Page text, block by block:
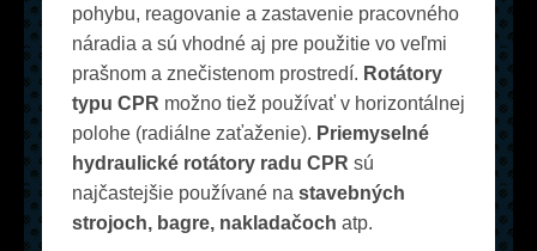
pohybu, reagovanie a zastavenie pracovného
náradia a sú vhodné aj pre použitie vo veľmi
prašnom a znečistenom prostredí. Rotátory
typu CPR možno tiež používať v horizontálnej
polohe (radiálne zaťaženie). Priemyselné
hydraulické rotátory radu CPR sú
najčastejšie používané na stavebných
strojoch, bagre, nakladačoch atp.